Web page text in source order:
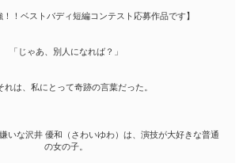
！！ベストバディ短編コンテスト応募作品です】
「じゃあ、別人になれば？」
れは、私にとって奇跡の言葉だった。
いな沢井 優和（さわいゆわ）は、演技が大好きな普通
の女の子。